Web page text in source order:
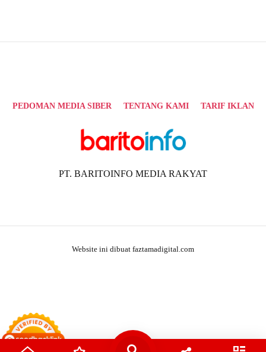
PEDOMAN MEDIA SIBER TENTANG KAMI TARIF IKLAN
PT. BARITOINFO MEDIA RAKYAT
Website ini dibuat faztamadigital.com